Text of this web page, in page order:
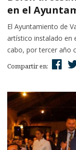
en el
El Ayuntamiento de
artístico instalado en
cabo, por tercer año
Compartir en: